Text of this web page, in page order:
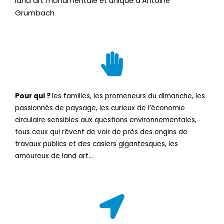
Grumbach
Pour qui ?les familles, les promeneurs du dimanche, les
passionnés de paysage, les curieux de l’économie
circulaire sensibles aux questions environnementales,
tous ceux qui rêvent de voir de près des engins de
travaux publics et des casiers gigantesques, les
amoureux de land art…